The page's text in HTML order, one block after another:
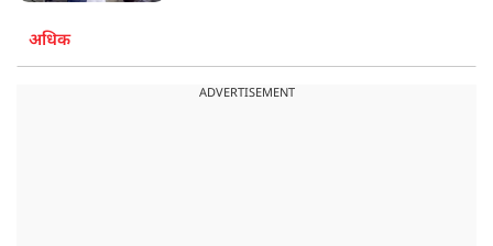
अधिक
ADVERTISEMENT